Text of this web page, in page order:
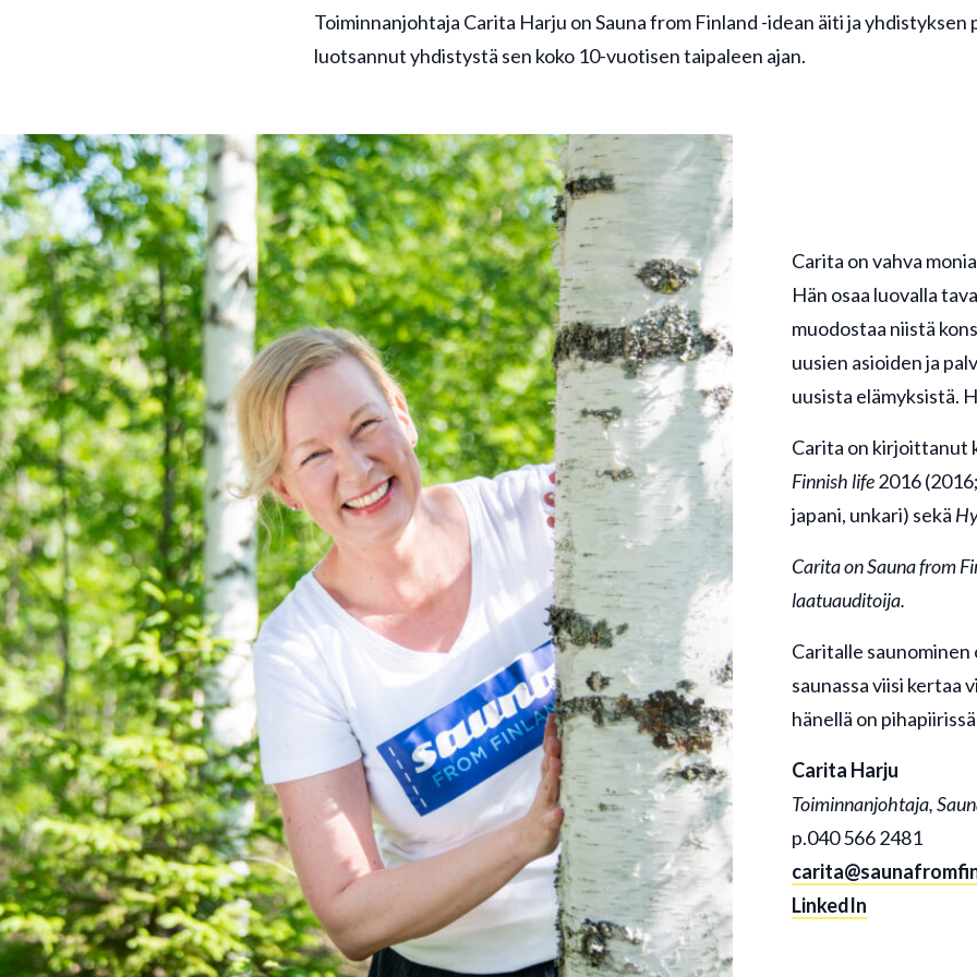
Toiminnanjohtaja Carita Harju on Sauna from Finland -idean äiti ja yhdistyksen
luotsannut yhdistystä sen koko 10-vuotisen taipaleen ajan.
Carita on vahva
Hän osaa luovalla
muodostaa niistä
uusien asioiden ja
uusista elämyksistä.
Carita on kirjoittanut
Finnish life2016
japani, unkari) sekä
Carita on Sauna from
laatuauditoija.
Caritalle
saunassa viisi kertaa
hänellä on
Carita Harju
Toiminnanjohtaja,
p.040 566 2481
LinkedIn